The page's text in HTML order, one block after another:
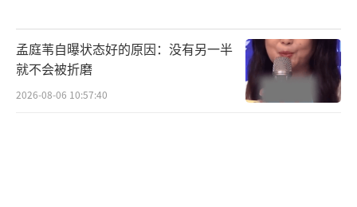
晓。（责任编辑：0882）
孟庭苇自曝状态好的原因：没有另一半
就不会被折磨
2026-08-06 10:57:40